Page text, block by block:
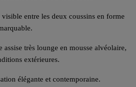
entre les deux coussins en forme
très lounge en mousse alvéolaire,
extérieures.
élégante et contemporaine.